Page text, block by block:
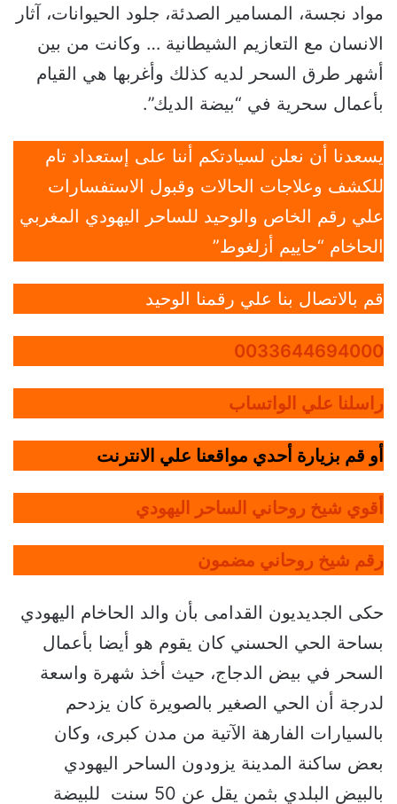
مواد نجسة، المسامير الصدئة، جلود الحيوانات، آثار
الانسان مع التعازيم الشيطانية … وكانت من بين
أشهر طرق السحر لديه كذلك وأغربها هي القيام
بأعمال سحرية في “بيضة الديك”.
يسعدنا أن نعلن لسيادتكم أننا على إستعداد تام
للكشف وعلاجات الحالات وقبول الاستفسارات
علي رقم الخاص والوحيد للساحر اليهودي المغربي
الحاخام “حاييم أزلغوط”
قم بالاتصال بنا علي رقمنا الوحيد
0033644694000
راسلنا علي الواتساب
أو قم بزيارة أحدي مواقعنا علي الانترنت
أقوي شيخ روحاني الساحر اليهودي
رقم شيخ روحاني مضمون
حكى الجديديون القدامى بأن والد الحاخام اليهودي
بساحة الحي الحسني كان يقوم هو أيضا بأعمال
السحر في بيض الدجاج، حيث أخذ شهرة واسعة
لدرجة أن الحي الصغير بالصويرة كان يزدحم
بالسيارات الفارهة الآتية من مدن كبرى، وكان
بعض ساكنة المدينة يزودون الساحر اليهودي
بالبيض البلدي بثمن يقل عن 50 سنت للبيضة